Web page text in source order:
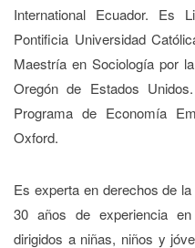
International Ecuador. Es
Pontificia Universidad
Maestría en Sociología por
Oregón de Estados
Programa de Economía
Oxford.
Es experta en derechos de
30 años de experiencia
dirigidos a niñas, niños y